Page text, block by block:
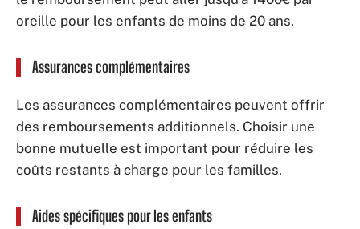
oreille pour les enfants de moins de 20 ans.
Assurances complémentaires
Les assurances complémentaires peuvent offrir
des remboursements additionnels. Choisir une
bonne mutuelle est important pour réduire les
coûts restants à charge pour les familles.
Aides spécifiques pour les enfants